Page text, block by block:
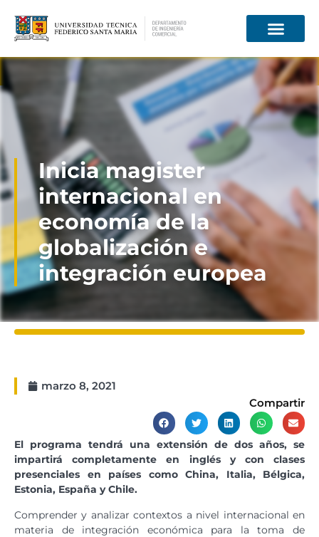
Información para
Inicia magister
internacional en
economía de la
globalización e
integración europea
marzo 8, 2021
Compartir
El programa tendrá una extensión de dos años, se
impartirá completamente en inglés y con clases
presenciales en países como China, Italia, Bélgica,
Estonia, España y Chile.
Comprender y analizar contextos a nivel internacional en
materia de integración económica para la toma de